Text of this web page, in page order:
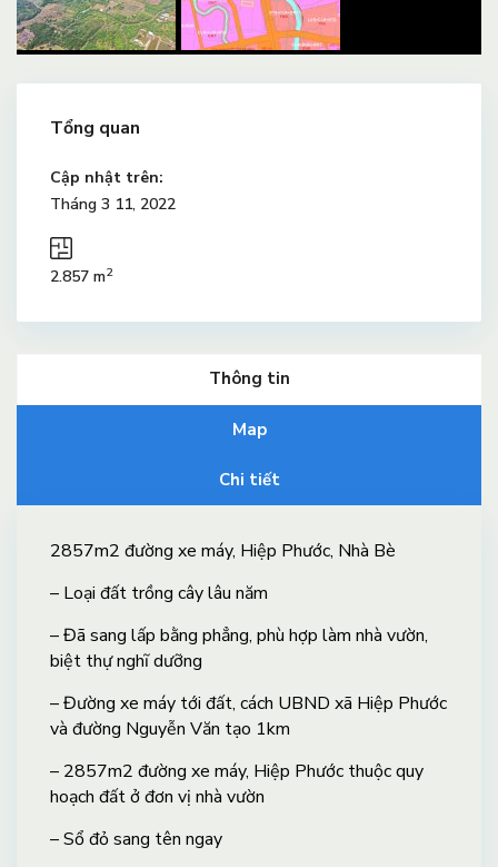
Tổng quan
Cập nhật trên:
Tháng 3 11, 2022
2.857 m2
Thông tin
Map
Chi tiết
2857m2 đường xe máy, Hiệp Phước, Nhà Bè
– Loại đất trồng cây lâu năm
– Đã sang lấp bằng phẳng, phù hợp làm nhà vườn,
biệt thự nghĩ dưỡng
– Đường xe máy tới đất, cách UBND xã Hiệp Phước
và đường Nguyễn Văn tạo 1km
– 2857m2 đường xe máy, Hiệp Phước thuộc quy
hoạch đất ở đơn vị nhà vườn
– Sổ đỏ sang tên ngay